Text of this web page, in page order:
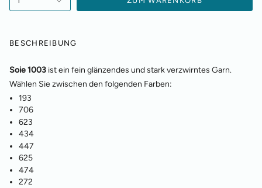
BESCHREIBUNG
Soie 1003 ist ein fein glänzendes und stark verzwirntes Garn.
Wählen Sie zwischen den folgenden Farben:
193
706
623
434
447
625
474
272